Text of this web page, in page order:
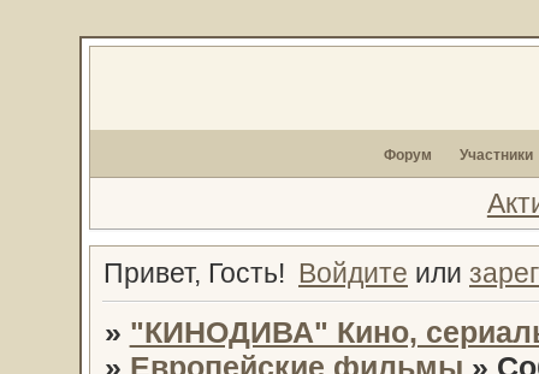
Форум Участники
Привет, Гость! Войдите или
» "КИНОДИВА" Кино,
» Европейские фильмы »